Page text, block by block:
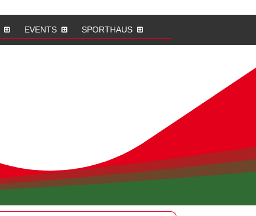
EVENTS SPORTHAUS